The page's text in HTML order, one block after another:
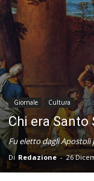
Giornale Cultura
Chi era Santo
Fu eletto dagli
Di Redazione - 26